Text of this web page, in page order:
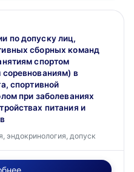
по допуску лиц,
сборных команд
спортом
в
спортивной
при заболеваниях
питания и
эндокринология, допуск